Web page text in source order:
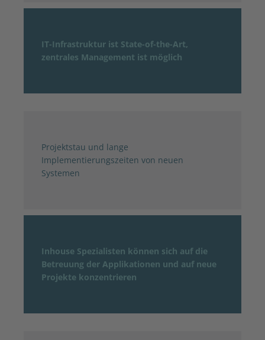
IT-Infrastruktur ist State-of-the-Art,
zentrales Management ist möglich
Projektstau und lange
Implementierungszeiten von neuen
Systemen
Inhouse Spezialisten können sich auf die
Betreuung der Applikationen und auf neue
Projekte konzentrieren